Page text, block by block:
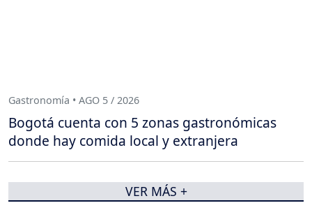
Gastronomía • AGO 5 / 2026
Bogotá cuenta con 5 zonas gastronómicas
donde hay comida local y extranjera
VER MÁS +